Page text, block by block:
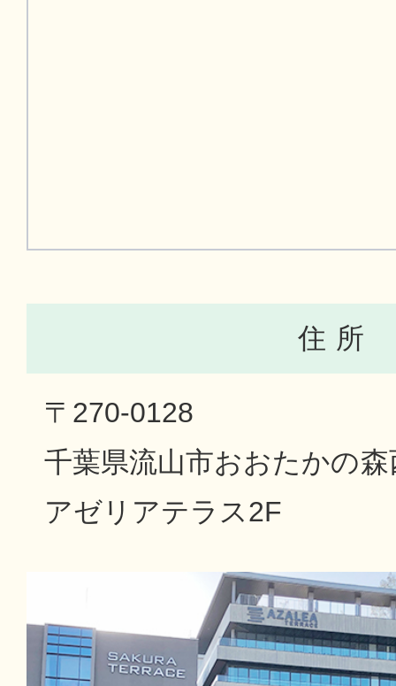
住 所
〒270-0128
千葉県流山市おおたかの
アゼリアテラス2F